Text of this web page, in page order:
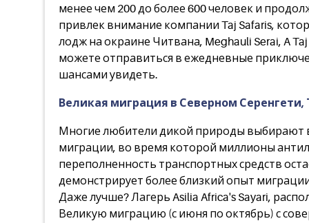
менее чем 200 до более 600 человек и
привлек внимание компании Taj Safaris,
лодж на окраине Читвана, Meghauli Serai, A
можете отправиться в ежедневные
шансами увидеть.
Великая миграция в Северном Серенгети,
Многие любители дикой природы выбирают
миграции, во время которой миллионы
переполненность транспортных средств
демонстрирует более близкий опыт
Даже лучше? Лагерь Asilia Africa's Sayari,
Великую миграцию (с июня по октябрь) с